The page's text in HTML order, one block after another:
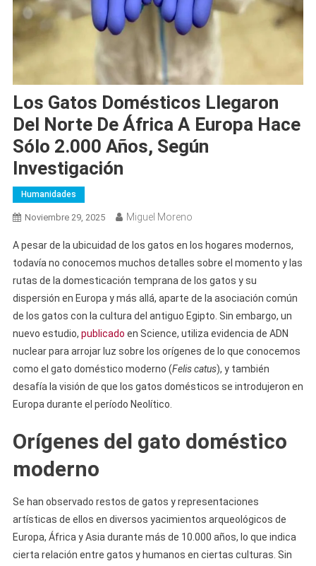
Los Gatos Domésticos Llegaron
Del Norte De África A Europa Hace
Sólo 2.000 Años, Según
Investigación
Humanidades
Noviembre 29, 2025 Miguel Moreno
A pesar de la ubicuidad de los gatos en los hogares modernos,
todavía no conocemos muchos detalles sobre el momento y las
rutas de la domesticación temprana de los gatos y su
dispersión en Europa y más allá, aparte de la asociación común
de los gatos con la cultura del antiguo Egipto. Sin embargo, un
nuevo estudio, publicado en Science, utiliza evidencia de ADN
nuclear para arrojar luz sobre los orígenes de lo que conocemos
como el gato doméstico moderno (Felis catus), y también
desafía la visión de que los gatos domésticos se introdujeron en
Europa durante el período Neolítico.
Orígenes del gato doméstico
moderno
Se han observado restos de gatos y representaciones
artísticas de ellos en diversos yacimientos arqueológicos de
Europa, África y Asia durante más de 10.000 años, lo que indica
cierta relación entre gatos y humanos en ciertas culturas. Sin